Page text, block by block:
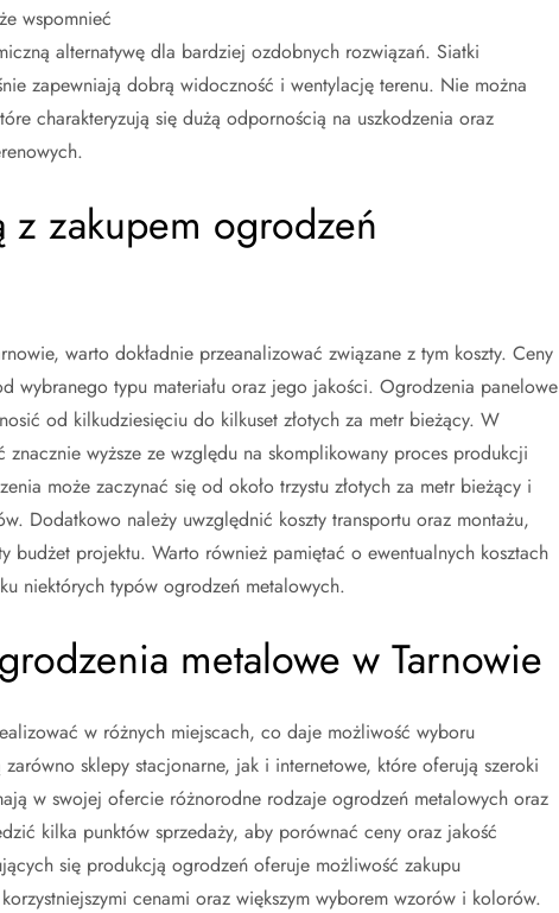
wspomnieć
alternatywę dla bardziej ozdobnych rozwiązań. Siatki
zapewniają dobrą widoczność i wentylację terenu. Nie można
charakteryzują się dużą odpornością na uszkodzenia oraz
z zakupem ogrodzeń
warto dokładnie przeanalizować związane z tym koszty. Ceny
wybranego typu materiału oraz jego jakości. Ogrodzenia panelowe
od kilkudziesięciu do kilkuset złotych za metr bieżący. W
wyższe ze względu na skomplikowany proces produkcji
może zaczynać się od około trzystu złotych za metr bieżący i
Dodatkowo należy uwzględnić koszty transportu oraz montażu,
budżet projektu. Warto również pamiętać o ewentualnych kosztach
niektórych typów ogrodzeń metalowych.
metalowe w Tarnowie
w różnych miejscach, co daje możliwość wyboru
sklepy stacjonarne, jak i internetowe, które oferują szeroki
w swojej ofercie różnorodne rodzaje ogrodzeń metalowych oraz
kilka punktów sprzedaży, aby porównać ceny oraz jakość
się produkcją ogrodzeń oferuje możliwość zakupu
cenami oraz większym wyborem wzorów i kolorów.